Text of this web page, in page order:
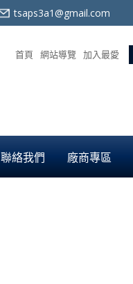
tsaps3a1@gmail.com
首頁 網站導覽 加入最愛
聯絡我們 廠商專區